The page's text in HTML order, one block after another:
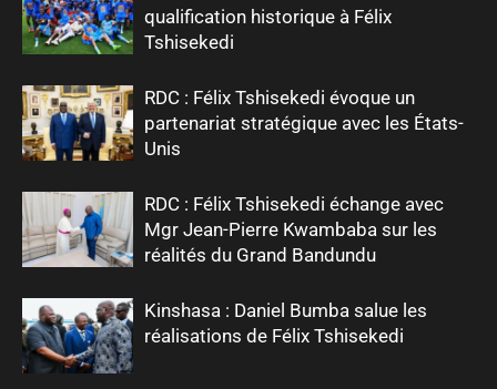
qualification historique à Félix
Tshisekedi
RDC : Félix Tshisekedi évoque un
partenariat stratégique avec les États-
Unis
RDC : Félix Tshisekedi échange avec
Mgr Jean-Pierre Kwambaba sur les
réalités du Grand Bandundu
Kinshasa : Daniel Bumba salue les
réalisations de Félix Tshisekedi